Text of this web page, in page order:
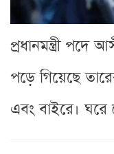
প্রধানমন্ত্রী পদে
পড়ে গিয়েছে
এবং বাইরে। ঘরে